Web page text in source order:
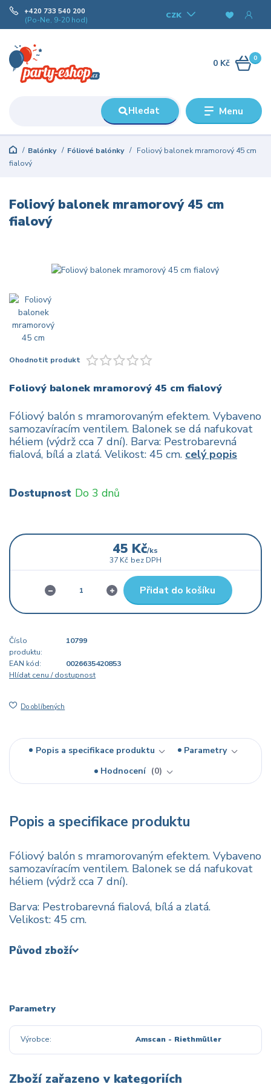
Menu
CZK
Hledat
+420 733 540 200
(Po-Ne, 9-20 hod)
0
0 Kč
Balónky Fóliové balónky
Foliový balonek mramorový 45 cm
fialový
Foliový balonek mramorový 45 cm
fialový
Ohodnotit produkt
Foliový balonek mramorový 45 cm fialový
Fóliový balón s mramorovaným efektem. Vybaveno
samozavíracím ventilem. Balonek se dá nafukovat
héliem (výdrž cca 7 dní). Barva: Pestrobarevná
fialová, bílá a zlatá. Velikost: 45 cm. celý popis
Dostupnost Do 3 dnů
45 Kč/ks
37 Kč bez DPH
Přidat do košíku
Číslo
produktu:
10799
EAN kód:
0026635420853
Hlídat cenu / dostupnost
Do oblíbených
Popis a specifikace produktu
Parametry
Hodnocení
0
Popis a specifikace produktu
Fóliový balón s mramorovaným efektem. Vybaveno
samozavíracím ventilem. Balonek se dá nafukovat
héliem (výdrž cca 7 dní).
Barva: Pestrobarevná fialová, bílá a zlatá.
Velikost: 45 cm.
Původ zboží
Parametry
Výrobce Amscan - Riethmüller
Zboží zařazeno v kategoriích